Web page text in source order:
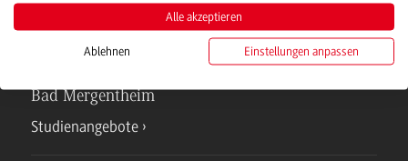
Bad Mergentheim
Studienangebote
Alle akzeptieren
Ablehnen Einstellungen anpassen